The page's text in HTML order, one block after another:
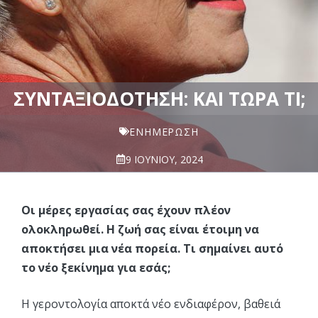
ΣΥΝΤΑΞΙΟΔΌΤΗΣΗ: ΚΑΙ ΤΏΡΑ ΤΙ;
ΕΝΗΜΈΡΩΣΗ
9 ΙΟΥΝΊΟΥ, 2024
Οι μέρες εργασίας σας έχουν πλέον
ολοκληρωθεί. Η ζωή σας είναι έτοιμη να
αποκτήσει μια νέα πορεία. Τι σημαίνει αυτό
το νέο ξεκίνημα για εσάς;
Η γεροντολογία αποκτά νέο ενδιαφέρον, βαθειά